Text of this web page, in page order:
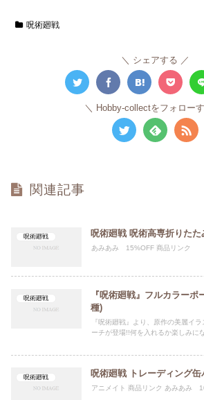
呪術廻戦
シェアする
Hobby-collectをフォロー
関連記事
呪術廻戦 呪術廻戦 呪術高専折りた
あみあみ 15%OFF 商品リンク
呪術廻戦
『呪術廻戦』フルカラー
種)
『呪術廻戦』より、原作の美麗イ
ーチが登場!!何を入れるか楽しみにな
呪術廻戦 呪術廻戦 トレーディング缶
アニメイト 商品リンク あみあみ